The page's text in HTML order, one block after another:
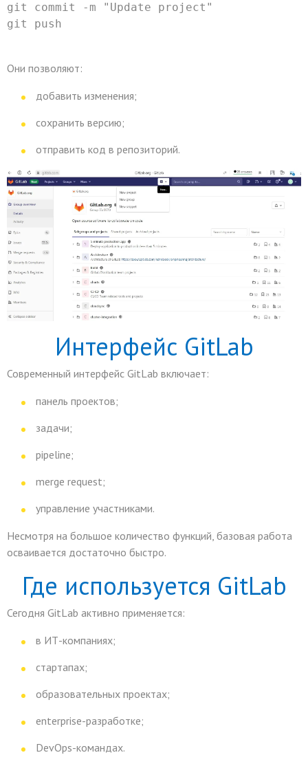
git
commit -m
"Update project"
git
push
Они позволяют:
добавить изменения;
сохранить версию;
отправить код в репозиторий.
Интерфейс GitLab
Современный интерфейс GitLab включает:
панель проектов;
задачи;
pipeline;
merge request;
управление участниками.
Несмотря на большое количество функций, базовая работа
осваивается достаточно быстро.
Где используется GitLab
Сегодня GitLab активно применяется:
в ИТ-компаниях;
стартапах;
образовательных проектах;
enterprise-разработке;
DevOps-командах.